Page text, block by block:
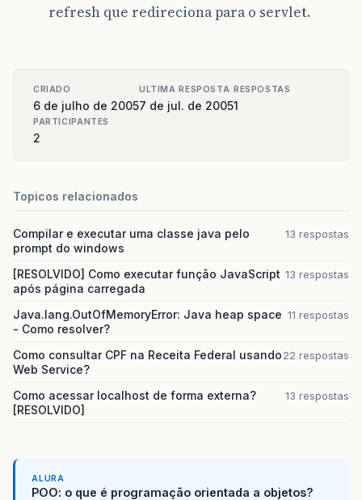
refresh que redireciona para o servlet.
CRIADO
6 de julho de 2005
ULTIMA RESPOSTA
7 de jul. de 2005
RESPOSTAS
1
PARTICIPANTES
2
Topicos relacionados
Compilar e executar uma classe java pelo
prompt do windows
13 respostas
[RESOLVIDO] Como executar função JavaScript
após página carregada
13 respostas
Java.lang.OutOfMemoryError: Java heap space
- Como resolver?
11 respostas
Como consultar CPF na Receita Federal usando
Web Service?
22 respostas
Como acessar localhost de forma externa?
[RESOLVIDO]
13 respostas
ALURA
POO: o que é programação orientada a objetos?